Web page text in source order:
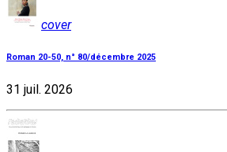
cover
Roman 20-50, n° 80/décembre 2025
31 juil. 2026